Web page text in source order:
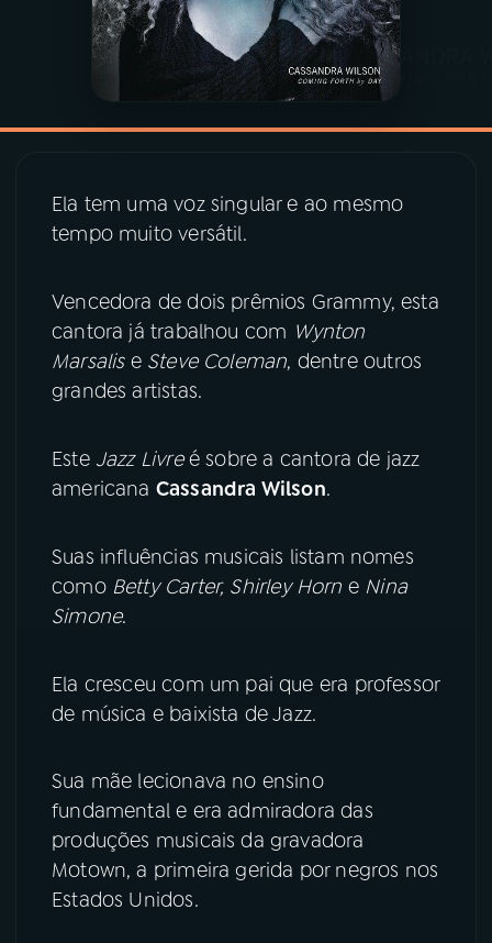
VIDEOCASTS
ÚLTIMAS
YouTube Facebook
Instagram X
Ela tem uma voz singular e ao mesmo
tempo muito versátil.
Vencedora de dois prêmios Grammy, esta
cantora já trabalhou com Wynton
Marsalise Steve Coleman, dentre outros
grandes artistas.
Este Jazz Livreé sobre a cantora de jazz
americana Cassandra Wilson.
Suas influências musicais listam nomes
como Betty Carter, Shirley Horn e Nina
Simone.
Ela cresceu com um pai que era professor
de música e baixista de Jazz.
Sua mãe lecionava no ensino
fundamental e era admiradora das
produções musicais da gravadora
Motown, a primeira gerida por negros nos
Estados Unidos.